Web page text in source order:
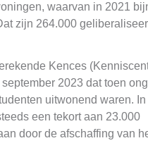
waarvan in 2021
zijn 264.000
Kences
2023 dat toen
uitwonend waren. In
een tekort aan 23.000
door de afschaffing van